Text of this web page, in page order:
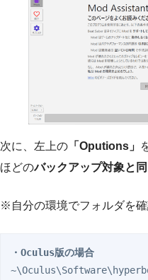
次に、左上の 「Oputions」
ほどのバックアップ対象と
※自分の環境でフォルダを
・Oculus版の場合